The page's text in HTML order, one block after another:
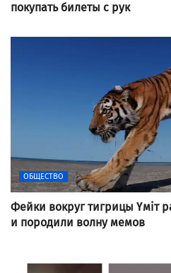
покупать билеты с рук
ОБЩЕСТВО
Фейки вокруг тигрицы Үміт
и породили волну мемов